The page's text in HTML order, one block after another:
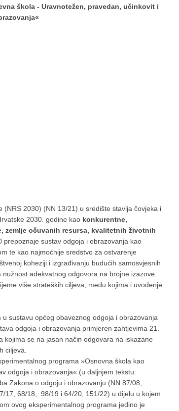
škola - Uravnotežen, pravedan, učinkovit i
2030) (NN 13/21) u središte stavlja čovjeka i
2030. godine kao konkurentne,
zemlje očuvanih resursa, kvalitetnih životnih
prepoznaje sustav odgoja i obrazovanja kao
te kao najmoćnije sredstvo za ostvarenje
koheziji i izgrađivanju budućih samosvjesnih
adekvatnog odgovora na brojne izazove
više strateških ciljeva, među kojima i uvođenje
sustavu općeg obaveznog odgoja i obrazovanja
odgoja i obrazovanja primjeren zahtjevima 21.
se na jasan način odgovara na iskazane
ciljeva.
programa »Osnovna škola kao
odgoja i obrazovanja« (u daljnjem tekstu:
Zakona o odgoju i obrazovanju (NN 87/08,
17, 68/18, 98/19 i 64/20, 151/22) u dijelu u kojem
ovog eksperimentalnog programa jedino je